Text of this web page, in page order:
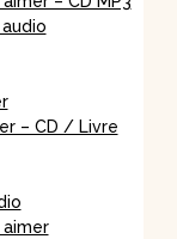
– CD / Livre